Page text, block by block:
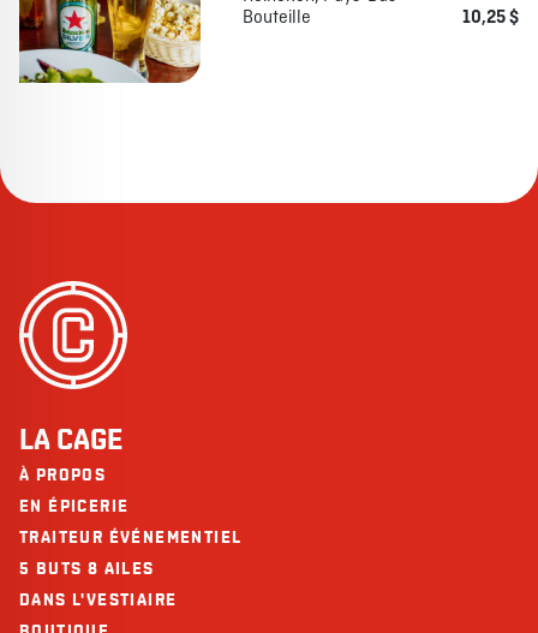
Bouteille
10,25 $
LA CAGE
À PROPOS
EN ÉPICERIE
TRAITEUR ÉVÉNEMENTIEL
5 BUTS 8 AILES
DANS L'VESTIAIRE